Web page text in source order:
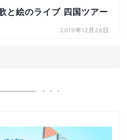
と絵のライブ 四国ツアー
2019年12月26日